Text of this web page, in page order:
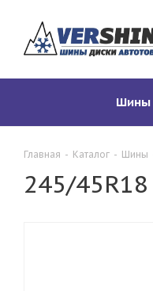
Шины
Главная - Каталог - Шины
245/